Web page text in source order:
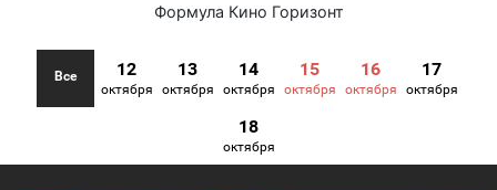
Формула Кино Горизонт
Все 12
октября
13
октября
14
октября
15
октября
16
октября
17
октября
18
октября